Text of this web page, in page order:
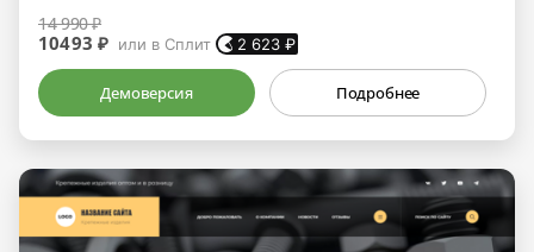
14 990 ₽
10493 ₽ или в Сплит 2 623 ₽
Демоверсия Подробнее